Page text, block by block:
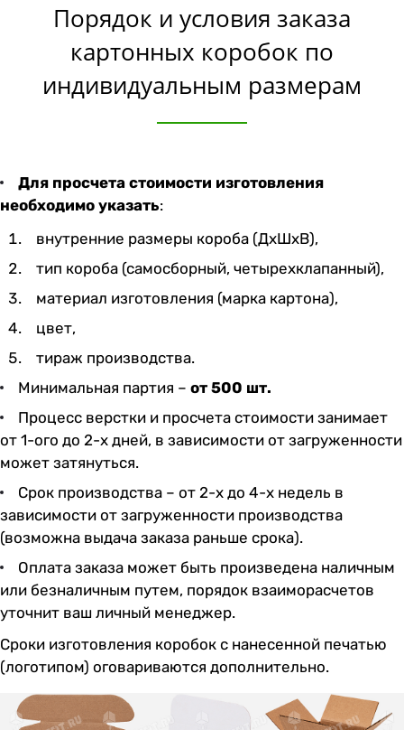
Порядок и условия заказа
картонных коробок по
индивидуальным размерам
Для просчета стоимости изготовления
необходимо указать:
внутренние размеры короба (ДхШхВ),
тип короба (самосборный, четырехклапанный),
материал изготовления (марка картона),
цвет,
тираж производства.
Минимальная партия – от 500 шт.
Процесс верстки и просчета стоимости занимает
от 1-ого до 2-х дней, в зависимости от загруженности
может затянуться.
Срок производства – от 2-х до 4-х недель в
зависимости от загруженности производства
(возможна выдача заказа раньше срока).
Оплата заказа может быть произведена наличным
или безналичным путем, порядок взаиморасчетов
уточнит ваш личный менеджер.
Сроки изготовления коробок с нанесенной печатью
(логотипом) оговариваются дополнительно.